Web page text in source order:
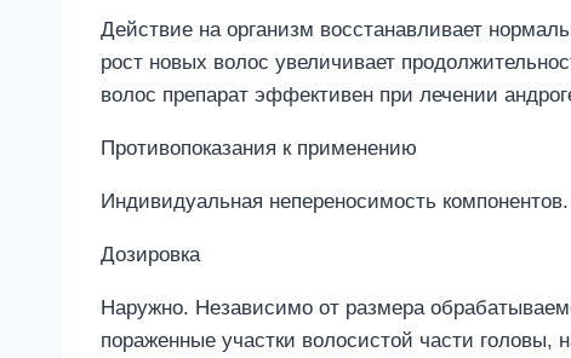
Действие на организм восстанавливает
рост новых волос увеличивает
волос препарат эффективен при лечении
Противопоказания к применению
Индивидуальная непереносимость компонентов.
Дозировка
Наружно. Независимо от размера
пораженные участки волосистой части